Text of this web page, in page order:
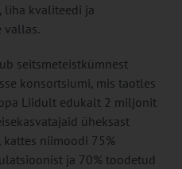
liha kvaliteedi ja
vallas.
seitsmeteistkümnest
konsortsiumi, mis taotles
Liidult edukalt 2 miljonit
üheksast
niimoodi 75%
ja 70% toodetud